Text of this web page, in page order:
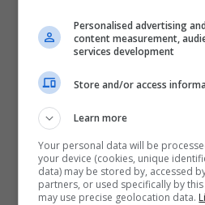
Personalised advertising
content measurement,
services development
Store and/or access
Learn more
Your personal data will be
your device (cookies, unique
data) may be stored by, accessed
partners, or used specifically by
may use precise geolocation data.